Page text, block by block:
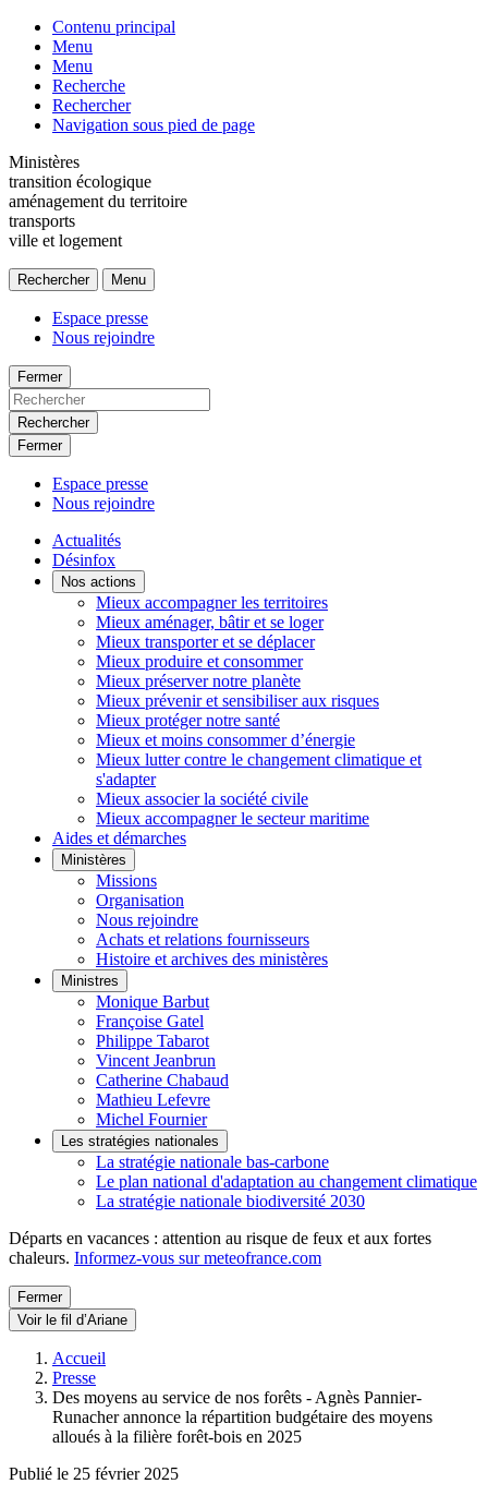
Contenu principal
Menu
Menu
Recherche
Rechercher
Navigation sous pied de page
Ministères
transition écologique
aménagement du territoire
transports
ville et logement
Rechercher Menu
Espace presse
Nous rejoindre
Fermer
Rechercher
Fermer
Espace presse
Nous rejoindre
Actualités
Désinfox
Nos actions
Mieux accompagner les territoires
Mieux aménager, bâtir et se loger
Mieux transporter et se déplacer
Mieux produire et consommer
Mieux préserver notre planète
Mieux prévenir et sensibiliser aux risques
Mieux protéger notre santé
Mieux et moins consommer d’énergie
Mieux lutter contre le changement climatique et
s'adapter
Mieux associer la société civile
Mieux accompagner le secteur maritime
Aides et démarches
Ministères
Missions
Organisation
Nous rejoindre
Achats et relations fournisseurs
Histoire et archives des ministères
Ministres
Monique Barbut
Françoise Gatel
Philippe Tabarot
Vincent Jeanbrun
Catherine Chabaud
Mathieu Lefevre
Michel Fournier
Les stratégies nationales
La stratégie nationale bas-carbone
Le plan national d'adaptation au changement climatique
La stratégie nationale biodiversité 2030
Départs en vacances : attention au risque de feux et aux fortes
chaleurs. Informez-vous sur meteofrance.com
Fermer
Voir le fil d’Ariane
Accueil
Presse
Des moyens au service de nos forêts - Agnès Pannier-
Runacher annonce la répartition budgétaire des moyens
alloués à la filière forêt-bois en 2025
Publié le 25 février 2025